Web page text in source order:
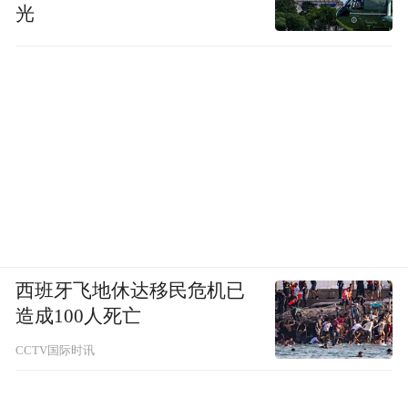
光
西班牙飞地休达移民危机已
造成100人死亡
CCTV国际时讯